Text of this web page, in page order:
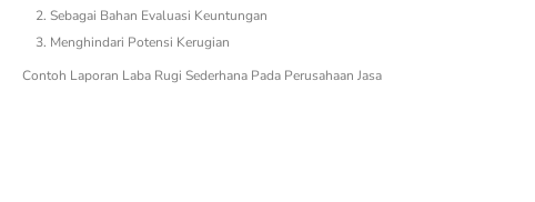
2. Sebagai Bahan Evaluasi Keuntungan
3. Menghindari Potensi Kerugian
Contoh Laporan Laba Rugi Sederhana Pada Perusahaan Jasa